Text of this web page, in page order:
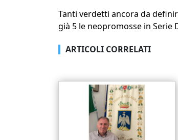
Tanti verdetti ancora da
già 5 le neopromosse in Serie
ARTICOLI CORRELATI